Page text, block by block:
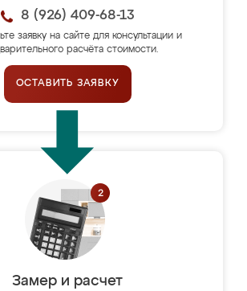
8 (926) 409-68-13
заявку на сайте для консультации и
расчёта стоимости.
ОСТАВИТЬ ЗАЯВКУ
Замер и расчет